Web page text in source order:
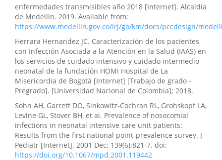
enfermedades transmisibles año 2018 [Internet]. Alcaldía
de Medellin. 2019. Available from:
https://www.medellin.gov.co/irj/go/km/docs/pccdesign/
Herrara Hernandez JC. Caracterización de los pacientes
con Infección Asociada a la Atención en la Salud (IAAS) en
los servicios de cuidado intensivo y cuidado intermedio
neonatal de la fundación HOMI Hospital de La
Misericordia de Bogotá [Internet] [Trabajo de grado -
Pregrado]. [Universidad Nacional de Colombia]; 2018.
Sohn AH, Garrett DO, Sinkowitz-Cochran RL, Grohskopf LA,
Levine GL, Stover BH, et al. Prevalence of nosocomial
infections in neonatal intensive care unit patients:
Results from the first national point-prevalence survey. J
Pediatr [Internet]. 2001 Dec; 139(6):821-7. doi:
https://doi.org/10.1067/mpd.2001.119442